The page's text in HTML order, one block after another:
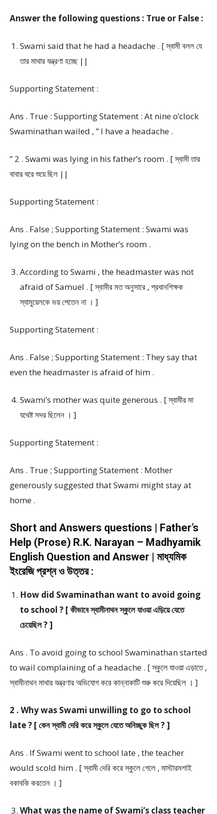
Answer the following questions : True or False :
Swami said that he had a headache . [ স্বামী বলল যে
তার মাথার যন্ত্রণা হচ্ছে ||
Supporting Statement :
Ans . True : Supporting Statement : At nine o’clock
Swaminathan wailed , ” I have a headache .
” 2 . Swami was lying in his father’s room . [ স্বামী তার
বাবার ঘরে শুয়ে ছিল ||
Supporting Statement :
Ans . False ; Supporting Statement : Swami was
lying on the bench in Mother’s room .
According to Swami , the headmaster was not
afraid of Samuel . [ স্বামীর মত অনুসারে , প্রধানশিক্ষক
স্যামুয়েলকে ভয় পেতেন না । ]
Supporting Statement :
Ans . False ; Supporting Statement : They say that
even the headmaster is afraid of him .
Swami’s mother was quite generous . [ স্বামীর মা
যথেষ্ট সদর ছিলেন । ]
Supporting Statement :
Ans . True ; Supporting Statement : Mother
generously suggested that Swami might stay at
home .
Short and Answers questions | Father’s
Help (Prose) R.K. Narayan – Madhyamik
English Question and Answer | মাধ্যমিক
ইংরেজি প্রশ্ন ও উত্তর :
How did Swaminathan want to avoid going
to school ? [ কীভাবে স্বামীনাথন স্কুলে যাওয়া এড়িয়ে যেতে
চেয়েছিল ? ]
Ans . To avoid going to school Swaminathan started
to wail complaining of a headache . [ স্কুলে যাওয়া এড়াতে ,
স্বামীনাথন মাথার যন্ত্রণার অভিযোগ করে কান্নাকাটি শুরু করে দিয়েছিল । ]
2 . Why was Swami unwilling to go to school
late ? [ কেন স্বামী দেরি করে স্কুলে যেতে অনিচ্ছুক ছিল ? ]
Ans . If Swami went to school late , the teacher
would scold him . [ স্বামী দেরি করে স্কুলে গেলে , মাস্টারমশাই
বকাবকি করতেন । ]
What was the name of Swami’s class teacher